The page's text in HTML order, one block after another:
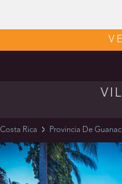
Costa Rica Provincia De